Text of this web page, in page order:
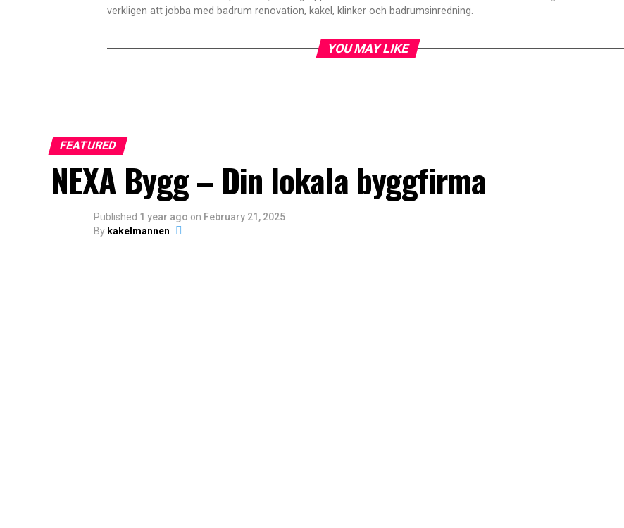
verkligen att jobba med badrum renovation, kakel, klinker och badrumsinredning.
YOU MAY LIKE
FEATURED
NEXA Bygg – Din lokala byggfirma
Published 1 year ago on February 21, 2025
By kakelmannen